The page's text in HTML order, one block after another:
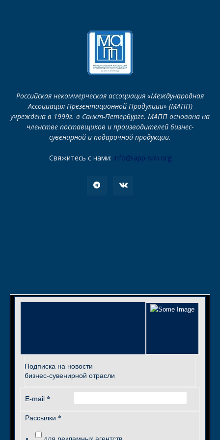
Российская некоммерческая ассоциация «Международная
Ассоциация Презентационной Продукции» (МАПП)
учреждена в 1999г. в Санкт-Петербурге. МАПП основана на
членстве поставщиков и производителей бизнес-
сувенирной и подарочной продукции.
Свяжитесь с нами: info@iapp-spb.org
Подписка на новости
бизнес-сувенирной отрасли
E-mail *
Рассылки *
для рекламных агентств